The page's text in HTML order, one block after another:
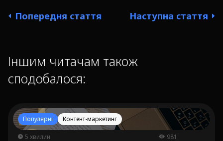
Попередня стаття Наступна стаття
Іншим читачам також
сподобалося:
Популярні Контент-маркетинг
5 хвилин 981